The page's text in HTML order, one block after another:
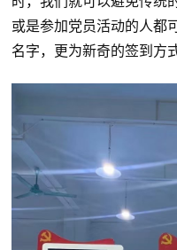
或是参加党员活动的人都
名字，更为新奇的签到方